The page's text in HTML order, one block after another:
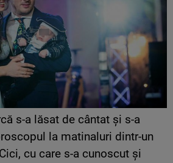
s-a lăsat de cântat și s-a
la matinaluri dintr-un
cu care s-a cunoscut și